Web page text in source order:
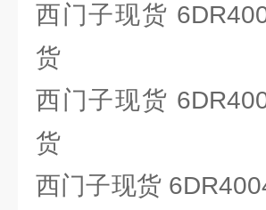
西门子现货
货
西门子现货
货
西门子现货